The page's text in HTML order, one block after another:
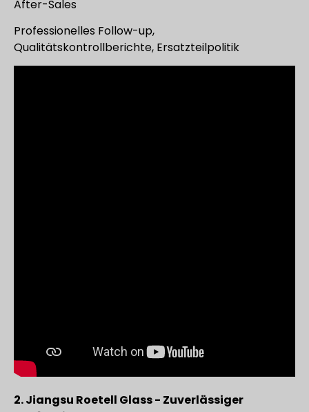
After-Sales
Professionelles Follow-up,
Qualitätskontrollberichte, Ersatzteilpolitik
2. Jiangsu Roetell Glass - Zuverlässiger